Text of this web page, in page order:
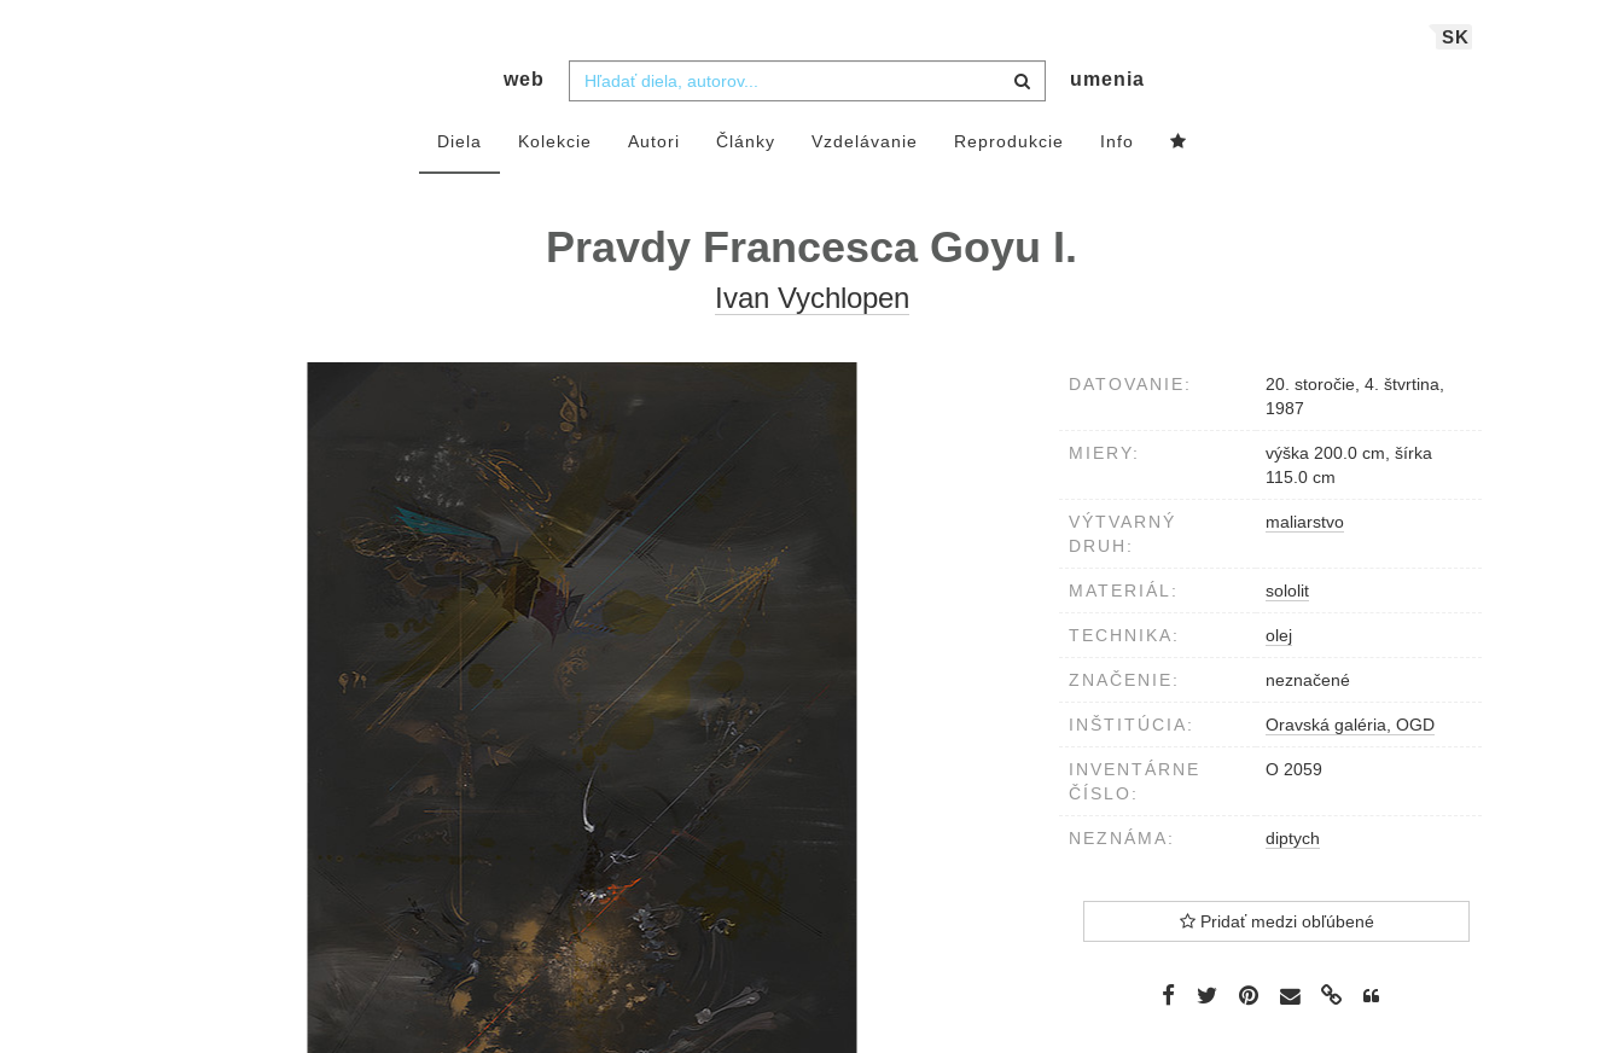
SK
web umenia
Diela Kolekcie Autori Články Vzdelávanie Reprodukcie Info
Pravdy Francesca Goyu I.
Ivan Vychlopen
DATOVANIE:
20. storočie, 4. štvrtina,
1987
MIERY:
výška 200.0 cm, šírka
115.0 cm
VÝTVARNÝ
DRUH:
maliarstvo
MATERIÁL: sololit
TECHNIKA: olej
ZNAČENIE: neznačené
INŠTITÚCIA: Oravská galéria, OGD
INVENTÁRNE
ČÍSLO:
O 2059
NEZNÁMA: diptych
Pridať medzi obľúbené